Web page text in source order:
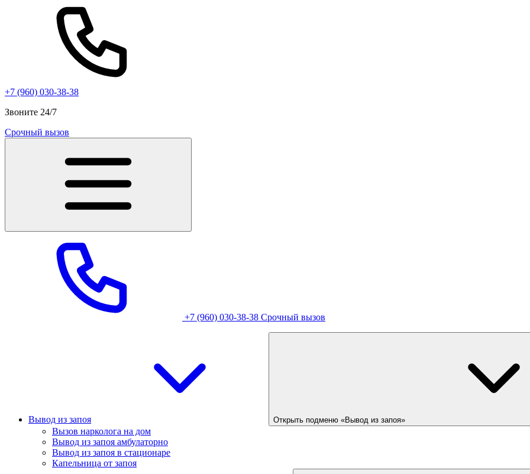
+7 (960) 030-38-38
Звоните 24/7
Срочный вызов
+7 (960) 030-38-38 Срочный вызов
Вывод из запоя Открыть подменю «Вывод из запоя»
Вызов нарколога на дом
Вывод из запоя амбулаторно
Вывод из запоя в стационаре
Капельница от запоя